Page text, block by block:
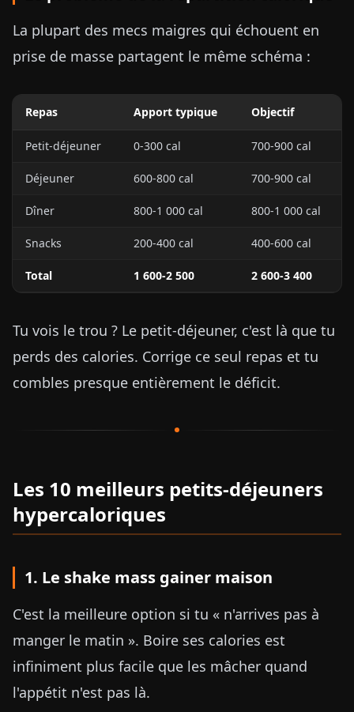
La plupart des mecs maigres qui échouent en
prise de masse partagent le même schéma :
Repas Apport typique Objectif
Petit-déjeuner 0-300 cal 700-900 cal
Déjeuner 600-800 cal 700-900 cal
Dîner 800-1 000 cal 800-1 000 cal
Snacks 200-400 cal 400-600 cal
Total 1 600-2 500 2 600-3 400
Tu vois le trou ? Le petit-déjeuner, c'est là que tu
perds des calories. Corrige ce seul repas et tu
combles presque entièrement le déficit.
Les 10 meilleurs petits-déjeuners
hypercaloriques
1. Le shake mass gainer maison
C'est la meilleure option si tu « n'arrives pas à
manger le matin ». Boire ses calories est
infiniment plus facile que les mâcher quand
l'appétit n'est pas là.